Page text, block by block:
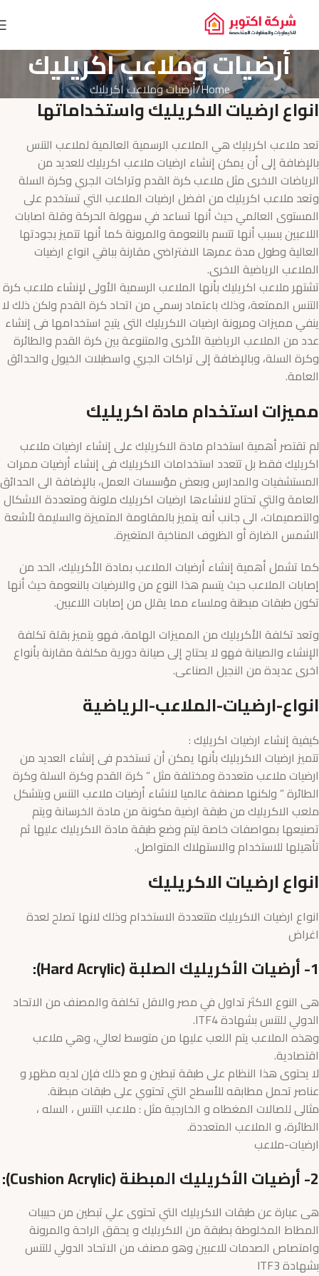
أرضيات وملاعب اكريليك
Home أرضيات وملاعب اكريليك
انواع ارضيات الاكريليك واستخداماتها
تعد ملاعب اكريليك هي الملاعب الرسمية العالمية لملاعب التنس
بالإضافة إلى أن يمكن إنشاء ارضيات ملاعب اكريليك للعديد من
الرياضات الاخرى مثل ملاعب كرة القدم وتراكات الجري وكرة السلة
وتعد ملاعب اكريليك من افضل ارضيات الملاعب التي تستخدم على
المستوى العالمي حيث أنها تساعد في سهولة الحركة وقلة اصابات
اللاعبين بسبب أنها تتسم بالنعومة والمرونة كما أنها تتميز بجودتها
العالية وطول مدة عمرها الافتراضي مقارنة بباقي انواع ارضيات
الملاعب الرياضية الاخرى.
تشتهر ملاعب اكريليك بأنها الملاعب الرسمية الأولى لإنشاء ملاعب كرة
التنس الممتعة، وذلك باعتماد رسمي من اتحاد كرة القدم ولكن ذلك لا
ينفي مميزات ومرونة ارضيات الاكريليك التى يتيح استخدامها فى إنشاء
عدد من الملاعب الرياضية الأخرى والمتنوعة بين كرة القدم والطائرة
وكرة السلة، وبالإضافة إلى تراكات الجري واسطبلات الخيول والحدائق
العامة.
مميزات استخدام مادة اكريليك
لم تقتصر أهمية استخدام مادة الاكريليك على إنشاء ارضيات ملاعب
اكريليك فقط بل تتعدد استخدامات الاكريليك فى إنشاء أرضيات ممرات
المستشفيات والمدارس وبعض مؤسسات العمل، بالإضافة الى الحدائق
العامة والتي تحتاج لانشاءها ارضيات اكريليك ملونة ومتعددة الاشكال
والتصميمات، الى جانب أنه يتميز بالمقاومة المتميزة والسليمة لأشعة
الشمس الضارة أو الظروف المناخية المتغيرة.
كما تشمل أهمية إنشاء أرضيات الملاعب بمادة الأكريليك، الحد من
إصابات الملاعب حيث يتسم هذا النوع من والارضيات بالنعومة حيث أنها
تكون طبقات مبطنة وملساء مما يقلل من إصابات اللاعبين.
وتعد تكلفة الأكريليك من المميزات الهامة، فهو يتميز بقلة تكلفة
الإنشاء والصيانة فهو لا يحتاج إلى صيانة دورية مكلفة مقارنة بأنواع
اخرى عديدة من النجيل الصناعى.
انواع-ارضيات-الملاعب-الرياضية
كيفية إنشاء ارضيات اكريليك :
تتميز ارضيات الاكريليك بأنها يمكن أن تستخدم فى إنشاء العديد من
ارضيات ملاعب متعددة ومختلفة مثل ” كرة القدم وكرة السلة وكرة
الطائرة ” ولكنها مصنفة عالميا لانشاء أرضيات ملاعب التنس ويتشكل
ملعب الاكريليك من طبقة ارضية مكونة من مادة الخرسانة ويتم
تصنيعها بمواصفات خاصة ليتم وضع طبقة مادة الاكريليك عليها ثم
تأهيلها للاستخدام والاستهلاك المتواصل.
انواع ارضيات الاكريليك
انواع ارضيات الاكريليك متتعددة الاستخدام وذلك لانها تصلح لعدة
اغراض
1- أرضيات الأكريليك الصلبة (Hard Acrylic):
هى النوع الاكثر تداول في مصر والاقل تكلفة والمصنف من الاتحاد
الدولي للتنس بشهادة ITF4.
وهذه الملاعب يتم اللعب عليها من متوسط لعالي، وهي ملاعب
اقتصادية.
لا يحتوى هذا النظام على طبقة تبطين و مع ذلك فإن لديه مظهر و
عناصر تحمل مطابقه للأسطح التي تحتوي على طبقات مبطنة.
مثالى للصالات المغطاه و الخارجية مثل : ملاعب التنس ، السله ،
الطائرة، و الملاعب المتعددة.
ارضيات-ملاعب
2- أرضيات الأكريليك المبطنة (Cushion Acrylic):
هى عبارة عن طبقات الاكريليك التي تحتوى علي تبطين من حبيبات
المطاط المخلوطة بطبقة من الاكريليك و يحقق الراحة والمرونة
وامتصاص الصدمات للاعبين وهو مصنف من الاتحاد الدولي للتنس
بشهادة ITF3